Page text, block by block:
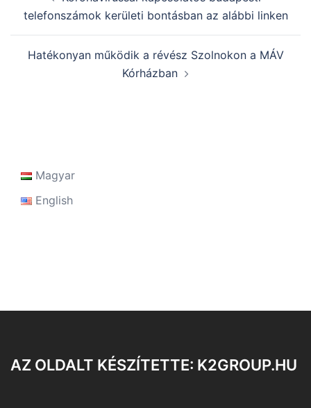
navigation
telefonszámok kerületi bontásban az alábbi linken
Hatékonyan működik a révész Szolnokon a MÁV
Kórházban
Magyar
English
AZ OLDALT KÉSZÍTETTE: K2GROUP.HU